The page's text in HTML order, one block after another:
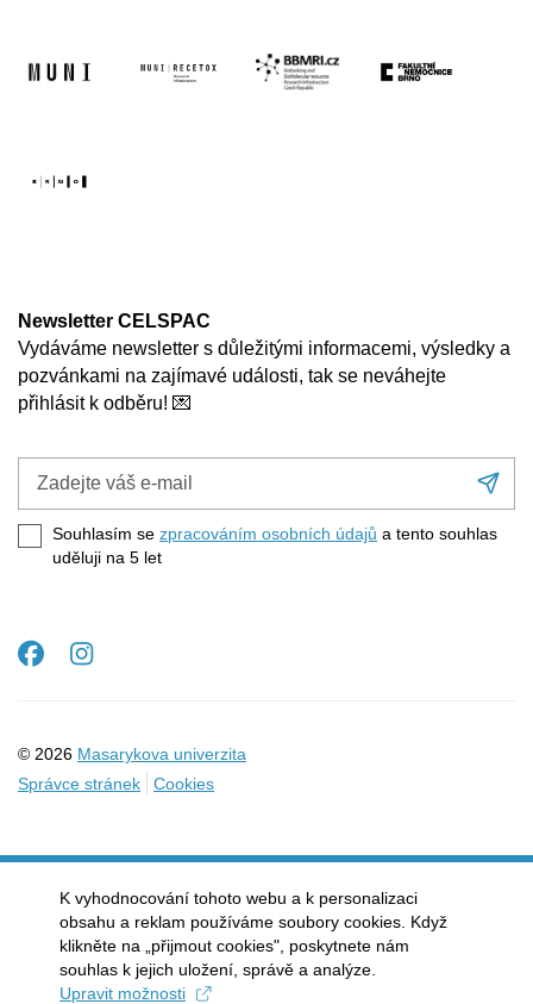
Newsletter CELSPAC
Vydáváme newsletter s důležitými informacemi, výsledky a
pozvánkami na zajímavé události, tak se neváhejte
přihlásit k odběru! 💌
e-
mail
Souhlasím se zpracováním osobních údajů a tento souhlas
uděluji na 5 let
© 2026 Masarykova univerzita
Správce stránek
Cookies
Facebook
Instagram
K vyhodnocování tohoto webu a k personalizaci
obsahu a reklam používáme soubory cookies. Když
klikněte na „přijmout cookies", poskytnete nám
souhlas k jejich uložení, správě a analýze.
Upravit možnosti